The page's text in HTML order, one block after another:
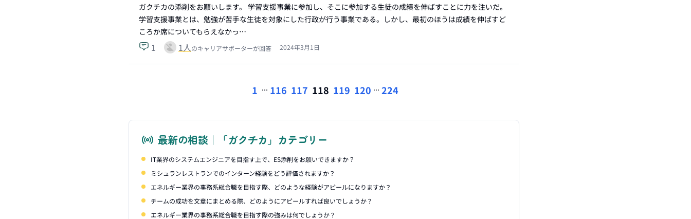
ガクチカの添削をお願いします。 学習支援事業に参加し、そこに参加する生徒の成績を伸ばすことに力を注いだ。
学習支援事業とは、勉強が苦手な生徒を対象にした行政が行う事業である。しかし、最初のほうは成績を伸ばすど
ころか席についてもらえなかっ…
1 1人のキャリアサポーターが回答 2024年3月1日
1 ... 116 117 118 119 120 ... 224
最新の相談｜「ガクチカ」カテゴリー
IT業界のシステムエンジニアを目指す上で、ES添削をお願いできますか？
ミシュランレストランでのインターン経験をどう評価されますか？
エネルギー業界の事務系総合職を目指す際、どのような経験がアピールになりますか？
チームの成功を文章にまとめる際、どのようにアピールすれば良いでしょうか？
エネルギー業界の事務系総合職を目指す際の強みは何でしょうか？